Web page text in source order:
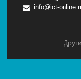
info@ict-